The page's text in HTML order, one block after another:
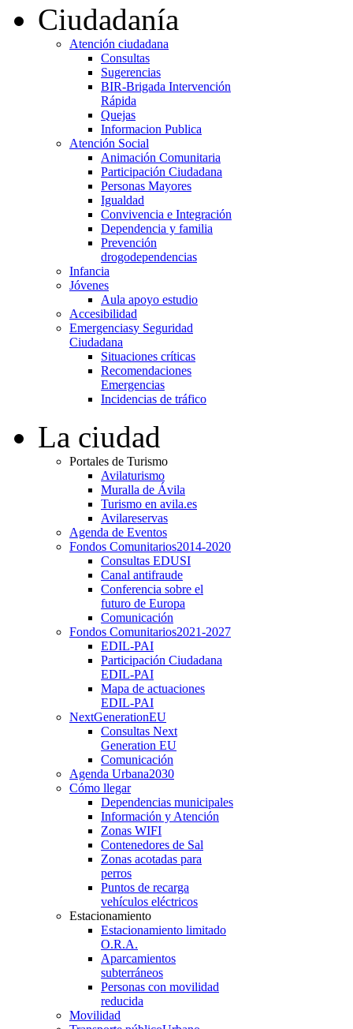
Ciudadanía
Atención ciudadana
Consultas
Sugerencias
BIR-Brigada Intervención
Rápida
Quejas
Informacion Publica
Atención Social
Animación Comunitaria
Participación Ciudadana
Personas Mayores
Igualdad
Convivencia e Integración
Dependencia y familia
Prevención
drogodependencias
Infancia
Jóvenes
Aula apoyo estudio
Accesibilidad
Emergenciasy Seguridad
Ciudadana
Situaciones críticas
Recomendaciones
Emergencias
Incidencias de tráfico
La ciudad
Portales de Turismo
Avilaturismo
Muralla de Ávila
Turismo en avila.es
Avilareservas
Agenda de Eventos
Fondos Comunitarios2014-2020
Consultas EDUSI
Canal antifraude
Conferencia sobre el
futuro de Europa
Comunicación
Fondos Comunitarios2021-2027
EDIL-PAI
Participación Ciudadana
EDIL-PAI
Mapa de actuaciones
EDIL-PAI
NextGenerationEU
Consultas Next
Generation EU
Comunicación
Agenda Urbana2030
Cómo llegar
Dependencias municipales
Información y Atención
Zonas WIFI
Contenedores de Sal
Zonas acotadas para
perros
Puntos de recarga
vehículos eléctricos
Estacionamiento
Estacionamiento limitado
O.R.A.
Aparcamientos
subterráneos
Personas con movilidad
reducida
Movilidad